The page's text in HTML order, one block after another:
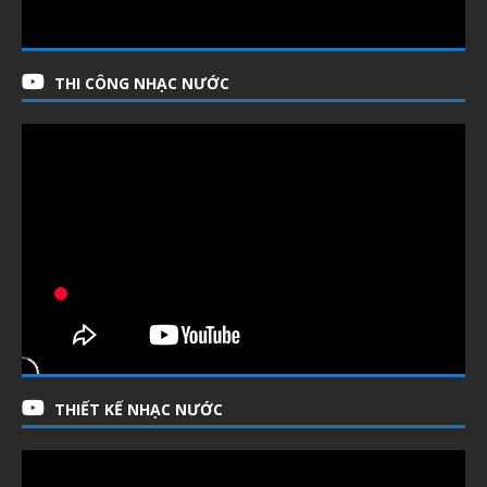
THI CÔNG NHẠC NƯỚC
THIẾT KẾ NHẠC NƯỚC